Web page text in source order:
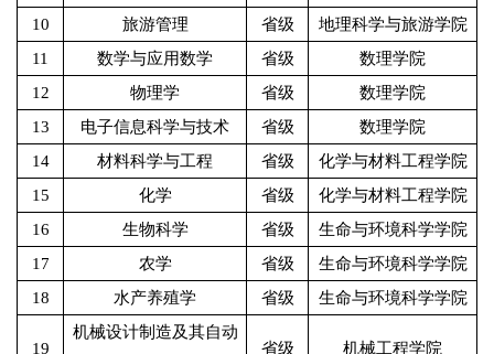
10
旅游管理 省级
地理科学与旅游学院
11
数学与应用数学 省级
数理学院
12
物理学 省级
数理学院
13
电子信息科学与技术 省级
数理学院
14
材料科学与工程 省级
化学与材料工程学院
15
化学 省级
化学与材料工程学院
16
生物科学 省级
生命与环境科学学院
17
农学 省级
生命与环境科学学院
18
水产养殖学 省级 生命与环境科学学院
19
机械设计制造及其自动
省级 机械工程学院